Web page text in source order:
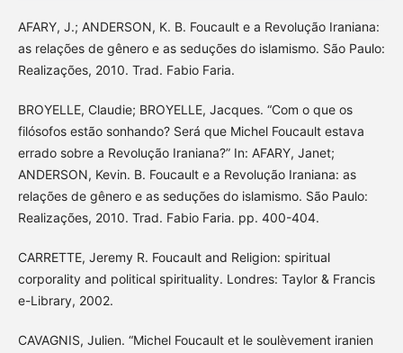
AFARY, J.; ANDERSON, K. B. Foucault e a Revolução Iraniana:
as relações de gênero e as seduções do islamismo. São Paulo:
Realizações, 2010. Trad. Fabio Faria.
BROYELLE, Claudie; BROYELLE, Jacques. “Com o que os
filósofos estão sonhando? Será que Michel Foucault estava
errado sobre a Revolução Iraniana?” In: AFARY, Janet;
ANDERSON, Kevin. B. Foucault e a Revolução Iraniana: as
relações de gênero e as seduções do islamismo. São Paulo:
Realizações, 2010. Trad. Fabio Faria. pp. 400-404.
CARRETTE, Jeremy R. Foucault and Religion: spiritual
corporality and political spirituality. Londres: Taylor & Francis
e-Library, 2002.
CAVAGNIS, Julien. “Michel Foucault et le soulèvement iranien